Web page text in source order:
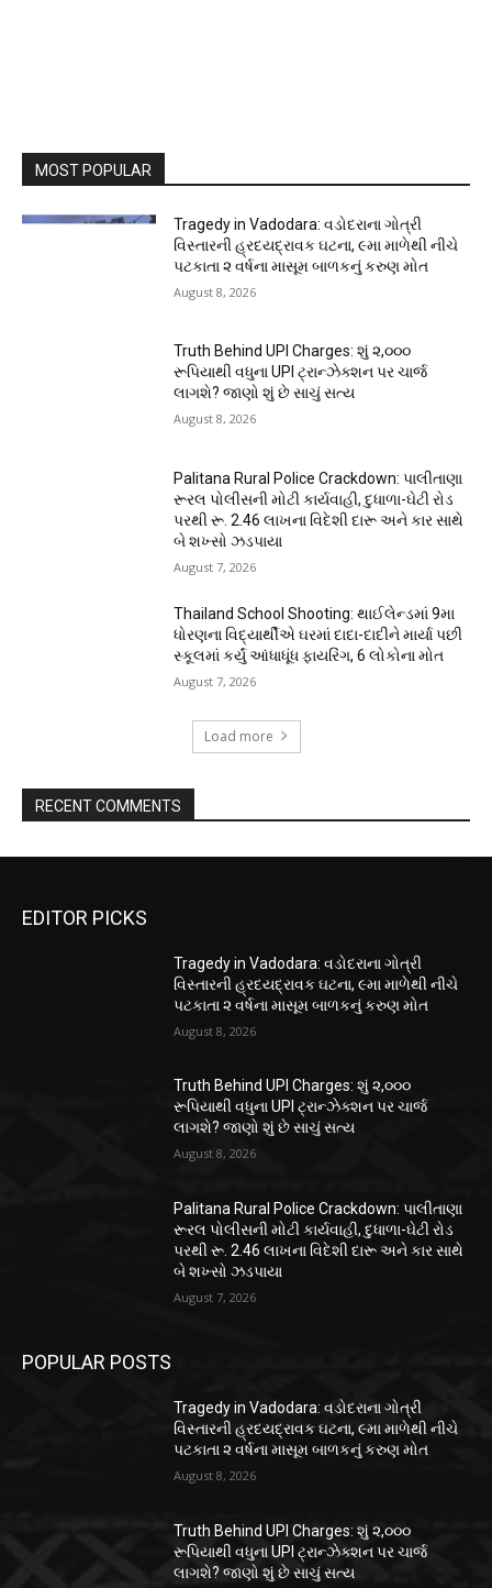
MOST POPULAR
Tragedy in Vadodara: વડોદરાના ગોત્રી
વિસ્તારની હ્રદયદ્રાવક ઘટના, ૯મા માળેથી નીચે
પટકાતા ૨ વર્ષના માસૂમ બાળકનું કરુણ મોત
August 8, 2026
Truth Behind UPI Charges: શું ૨,૦૦૦
રૂપિયાથી વધુના UPI ટ્રાન્ઝેક્શન પર ચાર્જ
લાગશે? જાણો શું છે સાચું સત્ય
August 8, 2026
Palitana Rural Police Crackdown: પાલીતાણા
રૂરલ પોલીસની મોટી કાર્યવાહી, દુધાળા-ઘેટી રોડ
પરથી રૂ. 2.46 લાખના વિદેશી દારૂ અને કાર સાથે
બે શખ્સો ઝડપાયા
August 7, 2026
Thailand School Shooting: થાઈલેન્ડમાં 9મા
ધોરણના વિદ્યાર્થીએ ઘરમાં દાદા-દાદીને માર્યા પછી
સ્કૂલમાં કર્યું આંધાધૂંધ ફાયરિંગ, 6 લોકોના મોત
August 7, 2026
Load more
RECENT COMMENTS
EDITOR PICKS
Tragedy in Vadodara: વડોદરાના ગોત્રી
વિસ્તારની હ્રદયદ્રાવક ઘટના, ૯મા માળેથી નીચે
પટકાતા ૨ વર્ષના માસૂમ બાળકનું કરુણ મોત
August 8, 2026
Truth Behind UPI Charges: શું ૨,૦૦૦
રૂપિયાથી વધુના UPI ટ્રાન્ઝેક્શન પર ચાર્જ
લાગશે? જાણો શું છે સાચું સત્ય
August 8, 2026
Palitana Rural Police Crackdown: પાલીતાણા
રૂરલ પોલીસની મોટી કાર્યવાહી, દુધાળા-ઘેટી રોડ
પરથી રૂ. 2.46 લાખના વિદેશી દારૂ અને કાર સાથે
બે શખ્સો ઝડપાયા
August 7, 2026
POPULAR POSTS
Tragedy in Vadodara: વડોદરાના ગોત્રી
વિસ્તારની હ્રદયદ્રાવક ઘટના, ૯મા માળેથી નીચે
પટકાતા ૨ વર્ષના માસૂમ બાળકનું કરુણ મોત
August 8, 2026
Truth Behind UPI Charges: શું ૨,૦૦૦
રૂપિયાથી વધુના UPI ટ્રાન્ઝેક્શન પર ચાર્જ
લાગશે? જાણો શું છે સાચું સત્ય